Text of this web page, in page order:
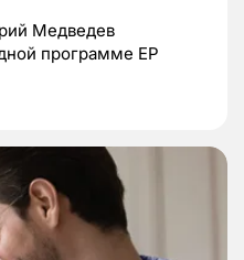
Медведев
программе ЕР